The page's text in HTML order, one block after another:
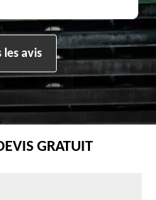
les avis
GRATUIT